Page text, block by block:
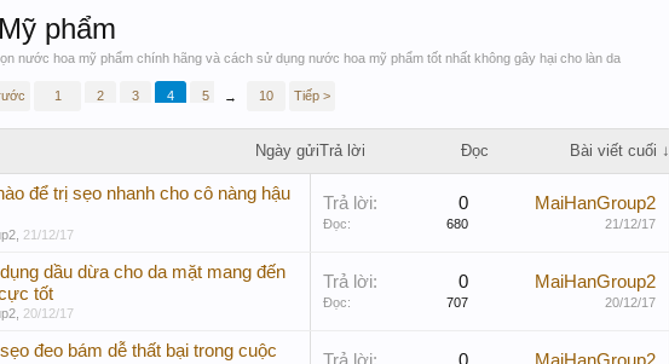
phẩm
nước hoa mỹ phẩm chính hãng và cách sử dụng nước hoa mỹ phẩm tốt nhất không gây hại cho làn da
1 2 3 4 5 → 10 Tiếp >
Ngày gửiTrả lời Đọc Bài viết cuối ↓
để trị sẹo nhanh cho cô nàng hậu
21/12/17
Trả lời: 0
Đọc: 680
MaiHanGroup2
21/12/17
dầu dừa cho da mặt mang đến
tốt
20/12/17
Trả lời: 0
Đọc: 707
MaiHanGroup2
20/12/17
đeo bám dễ thất bại trong cuộc